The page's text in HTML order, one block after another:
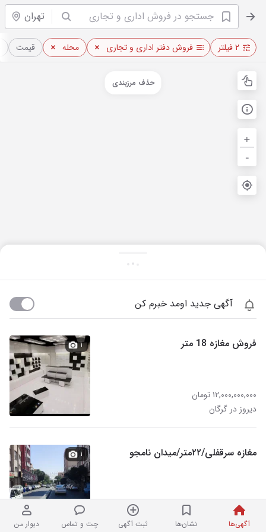
تهران
آگهی‌ها نشان‌ها ثبت آگهی چت و تماس دیوار من
۲ فیلتر فروش دفتر اداری و تجاری محله قیمت
+
-
حذف مرزبندی
آگهی جدید اومد خبرم کن
فروش مغازه 18 متر
۱۲,۰۰۰,۰۰۰,۰۰۰ تومان
دیروز در گرگان
۱
مغازه سرقفلی/۲۲متر/میدان نامجو
۱۴,۸۰۰,۰۰۰,۰۰۰ تومان
نردبان شده
املاک همراه در گرگان
۱